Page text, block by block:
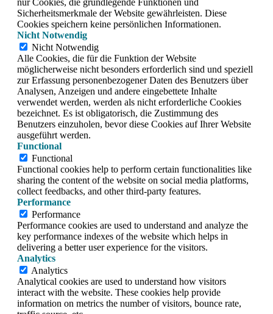
nur Cookies, die grundlegende Funktionen und
Sicherheitsmerkmale der Website gewährleisten. Diese
Cookies speichern keine persönlichen Informationen.
Nicht Notwendig
Nicht Notwendig
Alle Cookies, die für die Funktion der Website
möglicherweise nicht besonders erforderlich sind und speziell
zur Erfassung personenbezogener Daten des Benutzers über
Analysen, Anzeigen und andere eingebettete Inhalte
verwendet werden, werden als nicht erforderliche Cookies
bezeichnet. Es ist obligatorisch, die Zustimmung des
Benutzers einzuholen, bevor diese Cookies auf Ihrer Website
ausgeführt werden.
Functional
Functional
Functional cookies help to perform certain functionalities like
sharing the content of the website on social media platforms,
collect feedbacks, and other third-party features.
Performance
Performance
Performance cookies are used to understand and analyze the
key performance indexes of the website which helps in
delivering a better user experience for the visitors.
Analytics
Analytics
Analytical cookies are used to understand how visitors
interact with the website. These cookies help provide
information on metrics the number of visitors, bounce rate,